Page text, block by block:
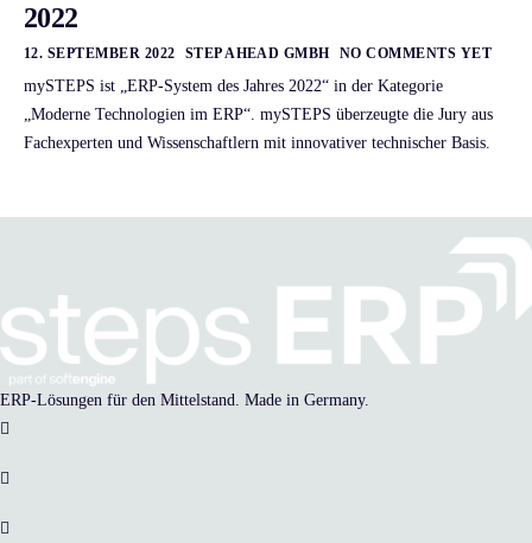
2022
12. SEPTEMBER 2022 STEP AHEAD GMBH NO COMMENTS YET
mySTEPS ist „ERP-System des Jahres 2022“ in der Kategorie
„Moderne Technologien im ERP“. mySTEPS überzeugte die Jury aus
Fachexperten und Wissenschaftlern mit innovativer technischer Basis.
ERP-Lösungen für den Mittelstand. Made in Germany.